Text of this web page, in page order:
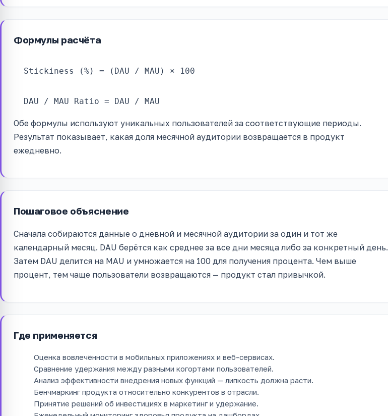
Формулы расчёта
Stickiness (%) = (DAU / MAU) × 100
DAU / MAU Ratio = DAU / MAU
Обе формулы используют уникальных пользователей за соответствующие периоды.
Результат показывает, какая доля месячной аудитории возвращается в продукт
ежедневно.
Пошаговое объяснение
Сначала собираются данные о дневной и месячной аудитории за один и тот же
календарный месяц. DAU берётся как среднее за все дни месяца либо за конкретный день.
Затем DAU делится на MAU и умножается на 100 для получения процента. Чем выше
процент, тем чаще пользователи возвращаются — продукт стал привычкой.
Где применяется
Оценка вовлечённости в мобильных приложениях и веб-сервисах.
Сравнение удержания между разными когортами пользователей.
Анализ эффективности внедрения новых функций — липкость должна расти.
Бенчмаркинг продукта относительно конкурентов в отрасли.
Принятие решений об инвестициях в маркетинг и удержание.